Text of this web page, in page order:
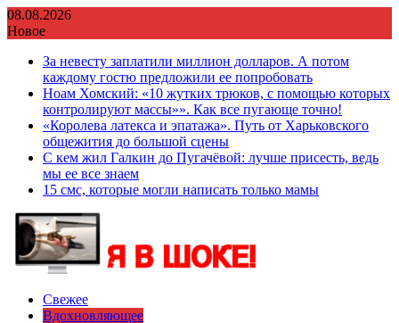
Перейти
к
08.08.2026
Новое
За невесту заплатили миллион долларов. А потом
каждому гостю предложили ее попробовать
Ноам Хомский: «10 жутких трюков, с помощью которых
контролируют массы»». Как все пугающе точно!
«Королева латекса и эпатажа». Путь от Харьковского
общежития до большой сцены
С кем жил Галкин до Пугачёвой: лучше присесть, ведь
мы ее все знаем
15 смс, которые могли написать только мамы
Свежее
Вдохновляющее